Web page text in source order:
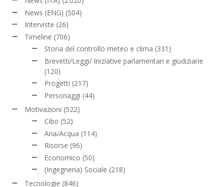
News (ENG) (504)
Interviste (26)
Timeline (706)
Storia del controllo meteo e clima (331)
Brevetti/Leggi/ Iniziative parlamentari e giudiziarie
(120)
Progetti (217)
Personaggi (44)
Motivazioni (522)
Cibo (52)
Aria/Acqua (114)
Risorse (96)
Economico (50)
(Ingegneria) Sociale (218)
Tecnologie (846)